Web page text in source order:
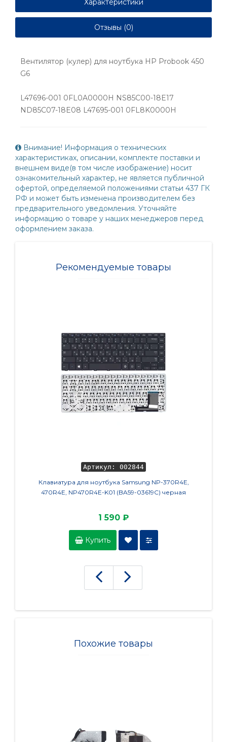
Отзывы (0)
Вентилятор (кулер) для ноутбука HP Probook 450
G6
L47696-001 0FL0A0000H NS85C00-18E17
ND85C07-18E08 L47695-001 0FL8K0000H
Внимание! Информация о технических
характеристиках, описании, комплекте поставки и
внешнем виде(в том числе изображение) носит
ознакомительный характер, не является публичной
офертой, определяемой положениями статьи 437 ГК
РФ и может быть изменена производителем без
предварительного уведомления. Уточняйте
информацию о товаре у наших менеджеров перед
оформлением заказа.
Рекомендуемые товары
Артикул: 002844
Клавиатура для ноутбука Samsung NP-370R4E,
470R4E, NP470R4E-K01 (BA59-03619C) черная
1 590 ₽
Купить
Похожие товары